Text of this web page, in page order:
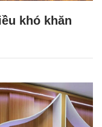
khó khăn